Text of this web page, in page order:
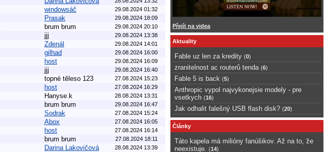
windowsáč 29.08.2024 01:32
Prasak 29.08.2024 18:09
brum brum 29.08.2024 20:10
jjj 29.08.2024 13:38
Zdenál 29.08.2024 14:01
gilhad 29.08.2024 16:00
host 29.08.2024 16:09
jjj 29.08.2024 16:40
topné těleso 123 27.08.2024 15:23
host 27.08.2024 16:29
Hanyse.k 28.08.2024 13:31
brum brum 29.08.2024 16:47
Sodrak 27.08.2024 15:24
Abox 27.08.2024 16:05
host 27.08.2024 16:14
brum brum 27.08.2024 18:11
Darina Lakovičová 28.08.2024 13:39
Přejít na videa
Aktuality
Fable uz len za kredity (0)
zranitelnost ac routerů tenda (6)
Fable 5 is back (5)
Anthropic vypol najvykonejsie modely - pre
vsetkych (16)
Jak odhalit falešný USB flash disk? (20)
Články
Táto kapela má milióny fanúšikov. Až na to, že
neexistuje.
(14)